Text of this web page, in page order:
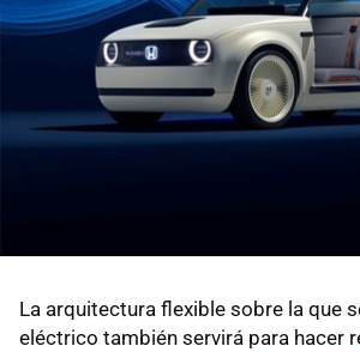
La arquitectura flexible sobre la que
eléctrico también servirá para hacer